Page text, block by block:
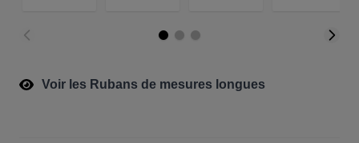
Voir les Rubans de mesures longues